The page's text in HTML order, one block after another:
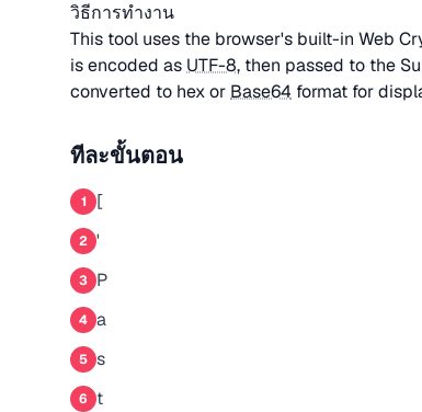
วิธีการทำงาน
This tool uses the browser's built-in Web
is encoded as UTF-8, then passed to the
converted to hex or Base64 format for
ทีละขั้นตอน
1 [
2 '
3 P
4 a
5 s
6 t